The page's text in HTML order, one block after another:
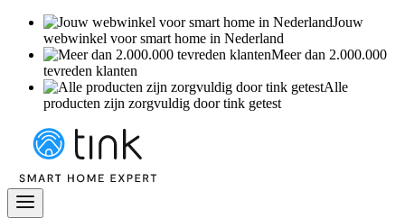
Jouw
webwinkel voor smart home in Nederland
Meer dan 2.000.000
tevreden klanten
Alle
producten zijn zorgvuldig door tink getest